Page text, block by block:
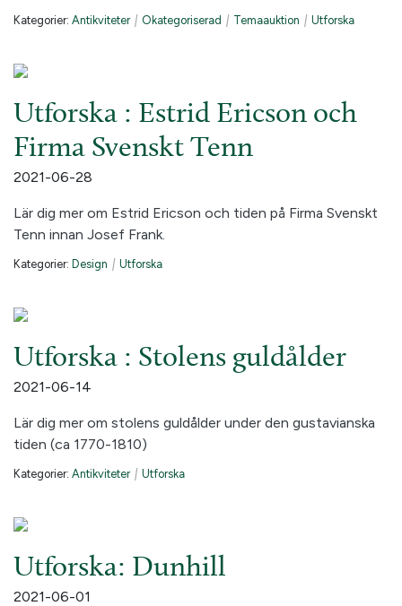
Kategorier: Antikviteter | Okategoriserad | Temaauktion | Utforska
Utforska : Estrid Ericson och
Firma Svenskt Tenn
2021-06-28
Lär dig mer om Estrid Ericson och tiden på Firma Svenskt
Tenn innan Josef Frank.
Kategorier: Design | Utforska
Utforska : Stolens guldålder
2021-06-14
Lär dig mer om stolens guldålder under den gustavianska
tiden (ca 1770-1810)
Kategorier: Antikviteter | Utforska
Utforska: Dunhill
2021-06-01